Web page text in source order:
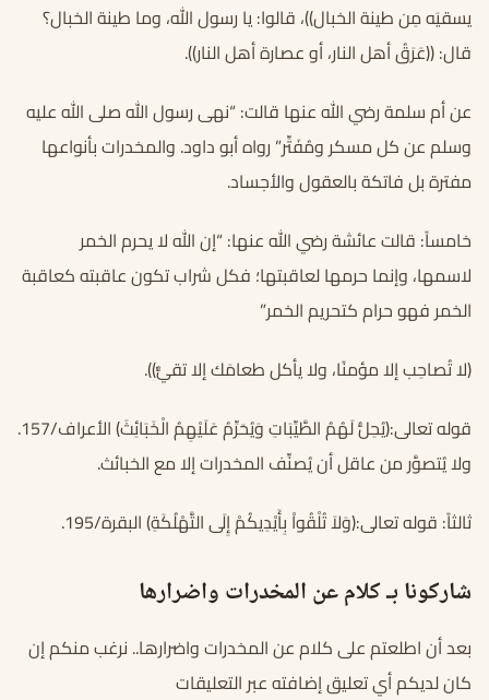
يسقيَه مِن طينة الخبال))، قالوا: يا رسول الله، وما طينة الخبال؟
قال: ((عَرَقُ أهل النار، أو عصارة أهل النار)).
عن أم سلمة رضي الله عنها قالت: “نهى رسول الله صلى الله عليه
وسلم عن كل مسكر ومُفَتِّر” رواه أبو داود. والمخدرات بأنواعها
مفترة بل فاتكة بالعقول والأجساد.
خامساً: قالت عائشة رضي الله عنها: “إن الله لا يحرم الخمر
لاسمها، وإنما حرمها لعاقبتها؛ فكل شراب تكون عاقبته كعاقبة
الخمر فهو حرام كتحريم الخمر”
(لا تُصاحِب إلا مؤمنًا، ولا يأكل طعامَك إلا تقيٌّ)).
قوله تعالى:(يُحِلُّ لَهُمُ الطَّيِّبَاتِ وَيُحَرِّمُ عَلَيْهِمُ الْخَبَائِثَ) الأعراف/157.
ولا يُتصوَّر من عاقل أن يُصنِّف المخدرات إلا مع الخبائث.
ثالثاً: قوله تعالى:(وَلاَ تُلْقُواْ بِأَيْدِيكُمْ إِلَى التَّهْلُكَةِ) البقرة/195.
شاركونا بـ كلام عن المخدرات واضرارها
بعد أن اطلعتم على كلام عن المخدرات واضرارها.. نرغب منكم إن
كان لديكم أي تعليق إضافته عبر التعليقات